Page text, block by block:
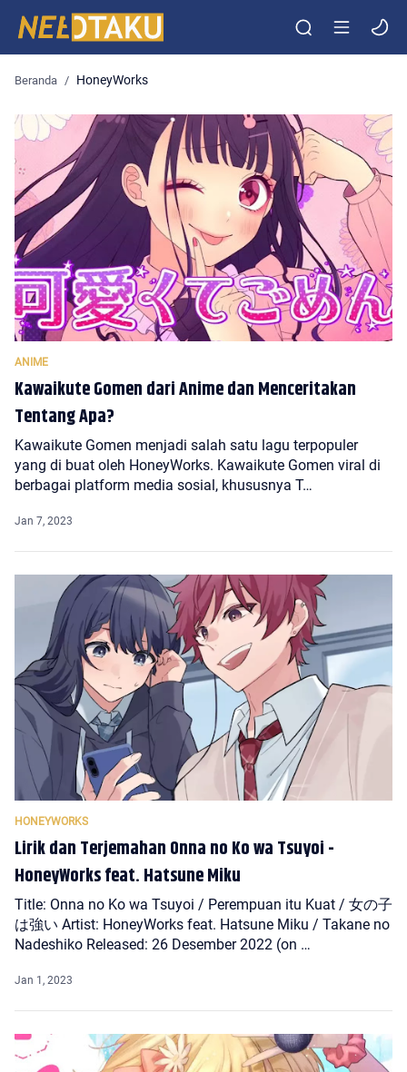
HoneyWorks
Kawaikute Gomen dari Anime dan Menceritakan
Tentang Apa?
Kawaikute Gomen menjadi salah satu lagu terpopuler
yang di buat oleh HoneyWorks. Kawaikute Gomen viral di
berbagai platform media sosial, khususnya T…
Lirik dan Terjemahan Onna no Ko wa Tsuyoi -
HoneyWorks feat. Hatsune Miku
Title: Onna no Ko wa Tsuyoi / Perempuan itu Kuat / 女の子
は強い Artist: HoneyWorks feat. Hatsune Miku / Takane no
Nadeshiko Released: 26 Desember 2022 (on …